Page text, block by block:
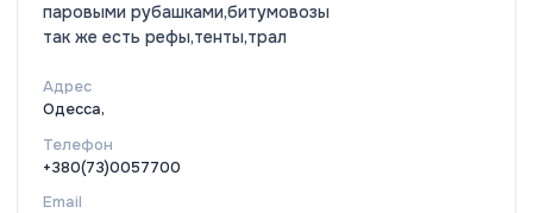
паровыми рубашками,битумовозы
так же есть рефы,тенты,трал
Адрес
Одесса,
Телефон
+380(73)0057700
Email